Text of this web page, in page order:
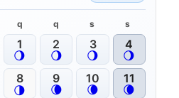
q q s s
1
🌖
2
🌖
3
🌖
4
🌖
8
🌗
9
🌘
10
🌘
11
🌘